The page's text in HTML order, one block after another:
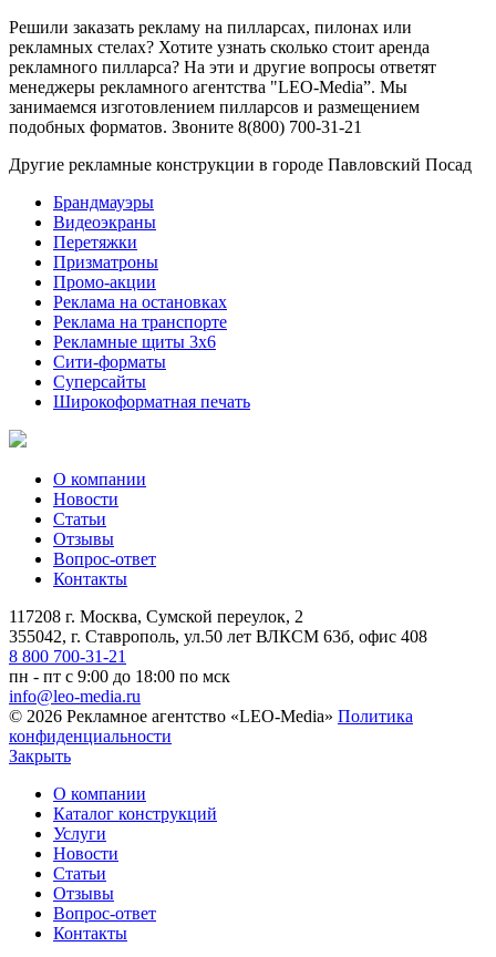
Решили заказать рекламу на пилларсах, пилонах или
рекламных стелах? Хотите узнать сколько стоит аренда
рекламного пилларса? На эти и другие вопросы ответят
менеджеры рекламного агентства "LEO-Media”. Мы
занимаемся изготовлением пилларсов и размещением
подобных форматов. Звоните 8(800) 700-31-21
Другие рекламные конструкции в городе Павловский Посад
Брандмауэры
Видеоэкраны
Перетяжки
Призматроны
Промо-акции
Реклама на остановках
Реклама на транспорте
Рекламные щиты 3х6
Сити-форматы
Суперсайты
Широкоформатная печать
О компании
Новости
Статьи
Отзывы
Вопрос-ответ
Контакты
117208 г. Москва, Сумской переулок, 2
355042, г. Ставрополь, ул.50 лет ВЛКСМ 63б, офис 408
8 800 700-31-21
пн - пт с 9:00 до 18:00 по мск
info@leo-media.ru
© 2026 Рекламное агентство «LEO-Media» Политика
конфиденциальности
Закрыть
О компании
Каталог конструкций
Услуги
Новости
Статьи
Отзывы
Вопрос-ответ
Контакты